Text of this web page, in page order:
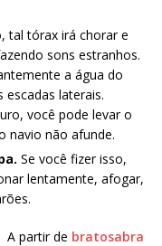
tal tórax irá chorar e
sons estranhos.
a água do
laterais.
você pode levar o
navio não afunde.
Se você fizer isso,
lentamente, afogar,
A partir de bratosabra